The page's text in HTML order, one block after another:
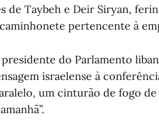
de Taybeh e Deir Siryan,
pertencente à
do Parlamento
israelense à
um cinturão de fogo